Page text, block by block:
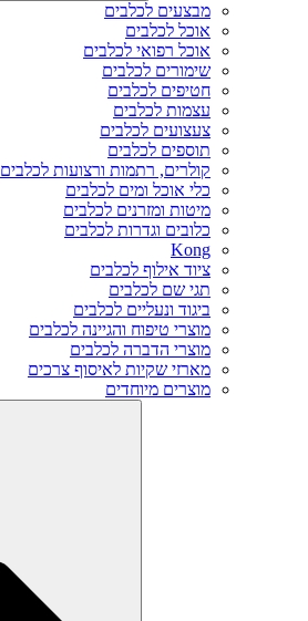
מבצעים לכלבים
אוכל לכלבים
אוכל רפואי לכלבים
שימורים לכלבים
חטיפים לכלבים
עצמות לכלבים
צעצועים לכלבים
תוספים לכלבים
קולרים, רתמות ורצועות לכלבים
כלי אוכל ומים לכלבים
מיטות ומזרנים לכלבים
כלובים וגדרות לכלבים
Kong
ציוד אילוף לכלבים
תגי שם לכלבים
ביגוד ונעליים לכלבים
מוצרי טיפוח והגיינה לכלבים
מוצרי הדברה לכלבים
מארזי שקיות לאיסוף צרכים
מוצרים מיוחדים